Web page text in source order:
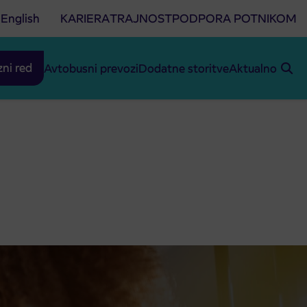
English KARIERATRAJNOSTPODPORA POTNIKOM
red Avtobusni prevoziDodatne storitveAktualno